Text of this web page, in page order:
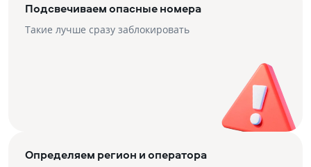
Подсвечиваем опасные номера
Такие лучше сразу заблокировать
Определяем регион и оператора